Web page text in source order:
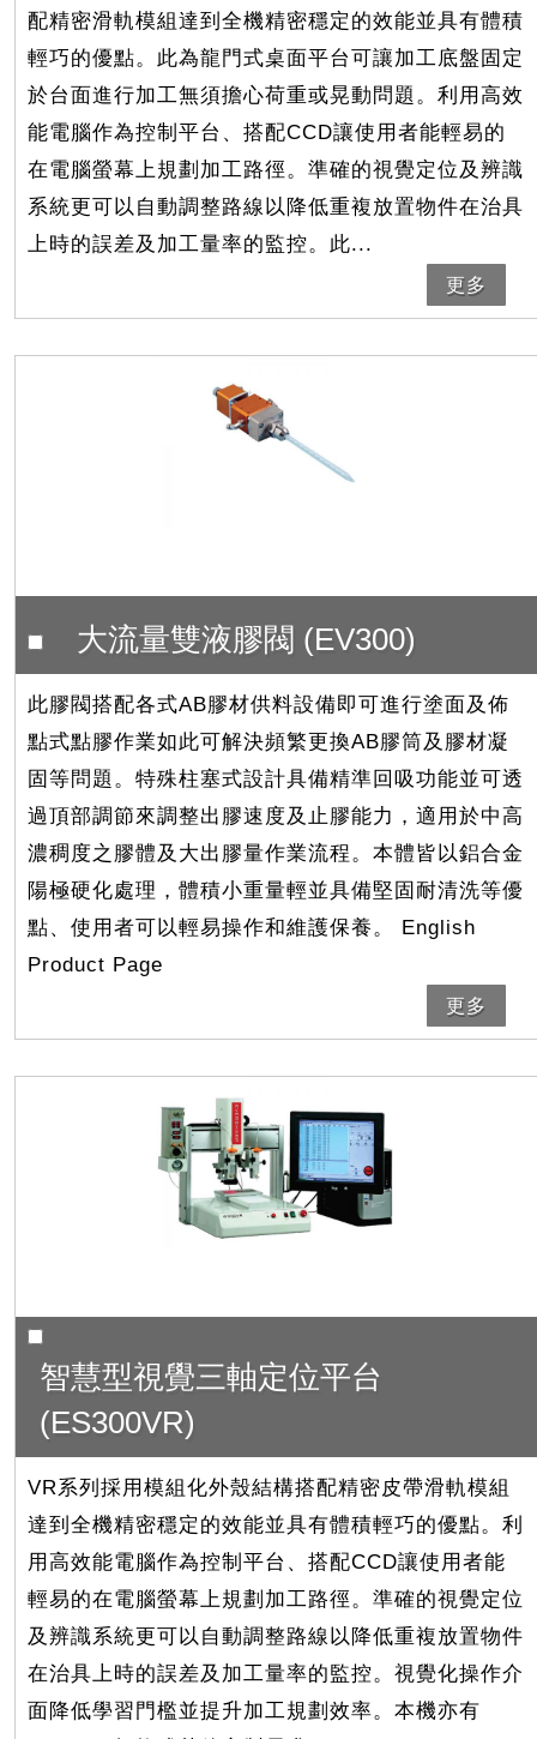
配精密滑軌模組達到全機精密穩定的效能並具有體積
輕巧的優點。此為龍門式桌面平台可讓加工底盤固定
於台面進行加工無須擔心荷重或晃動問題。利用高效
能電腦作為控制平台、搭配CCD讓使用者能輕易的
在電腦螢幕上規劃加工路徑。準確的視覺定位及辨識
系統更可以自動調整路線以降低重複放置物件在治具
上時的誤差及加工量率的監控。此...
更多
大流量雙液膠閥 (EV300)
此膠閥搭配各式AB膠材供料設備即可進行塗面及佈
點式點膠作業如此可解決頻繁更換AB膠筒及膠材凝
固等問題。特殊柱塞式設計具備精準回吸功能並可透
過頂部調節來調整出膠速度及止膠能力，適用於中高
濃稠度之膠體及大出膠量作業流程。本體皆以鋁合金
陽極硬化處理，體積小重量輕並具備堅固耐清洗等優
點、使用者可以輕易操作和維護保養。 English
Product Page
更多
智慧型視覺三軸定位平台
(ES300VR)
VR系列採用模組化外殼結構搭配精密皮帶滑軌模組
達到全機精密穩定的效能並具有體積輕巧的優點。利
用高效能電腦作為控制平台、搭配CCD讓使用者能
輕易的在電腦螢幕上規劃加工路徑。準確的視覺定位
及辨識系統更可以自動調整路線以降低重複放置物件
在治具上時的誤差及加工量率的監控。視覺化操作介
面降低學習門檻並提升加工規劃效率。本機亦有